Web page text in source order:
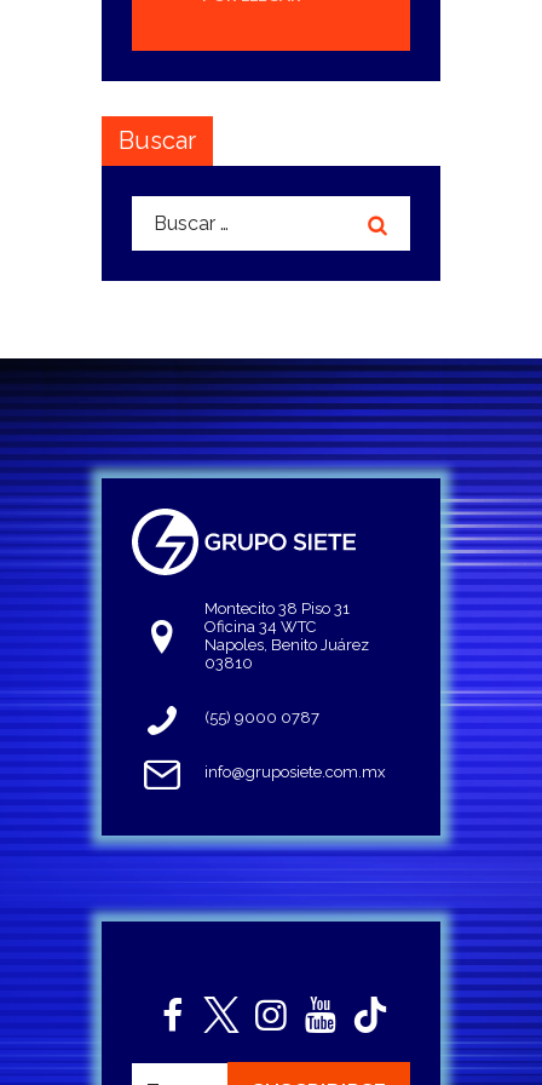
Buscar
Buscar:
Montecito 38 Piso 31
Oficina 34 WTC
Napoles, Benito Juárez
03810
(55) 9000 0787
info@gruposiete.com.mx